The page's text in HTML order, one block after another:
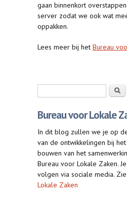
gaan binnenkort
server zodat we ook wat
oppakken.
Lees meer bij het Bureau
Zoeken
Bureau voor Lokale
In dit blog zullen we je op
van de ontwikkelingen bij
bouwen van het
Bureau voor Lokale Zaken.
volgen via sociale media.
Lokale Zaken